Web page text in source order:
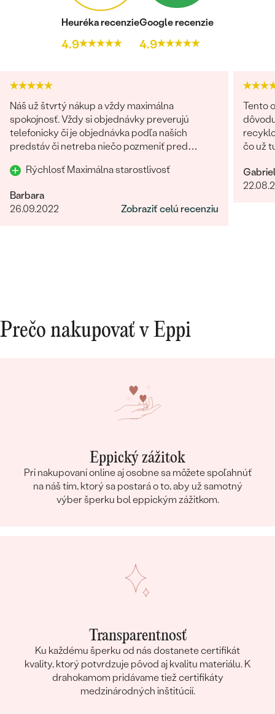
Mesačný kameň
2
7 x 5 mm
PÔVOD:
Postranné drahokamy Náušnice
DRUH:
Topás
POČET:
6
ROZMERY:
1.75 mm
FARBA:
Heuréka recenzie
4.9
Google recenzie
4.9
Náš už štvrtý nákup a vždy maximálna
spokojnosť. Vždy si objednávky preverujú
telefonicky či je objednávka podľa naších
predstáv či netreba niečo pozmeniť pred
Rýchlosť Maximálna starostlivosť
Barbara
26.09.2022
Zobraziť celú recenziu
Tento
čo už
namiesto
Prečo nakupovať v Eppi
Eppický zážitok
Pri nakupovaní online aj osobne sa môžete spoľahnúť
na náš tím, ktorý sa postará o to, aby už samotný
výber šperku bol eppickým zážitkom.
Transparentnosť
Ku každému šperku od nás dostanete certifikát
kvality, ktorý potvrdzuje pôvod aj kvalitu materiálu. K
drahokamom pridávame tiež certifikáty
medzinárodných inštitúcií.